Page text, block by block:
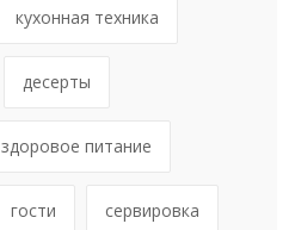
кухонная техника
десерты
здоровое питание
гости сервировка